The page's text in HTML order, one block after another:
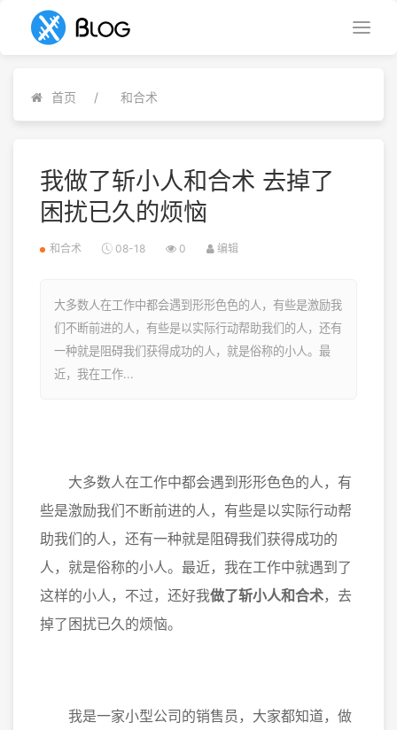
首页 和合术
我做了斩小人和合术 去掉了
困扰已久的烦恼
和合术 08-18 0 编辑
大多数人在工作中都会遇到形形色色的人，有些是激励我
们不断前进的人，有些是以实际行动帮助我们的人，还有
一种就是阻碍我们获得成功的人，就是俗称的小人。最
近，我在工作...
大多数人在工作中都会遇到形形色色的人，有
些是激励我们不断前进的人，有些是以实际行动帮
助我们的人，还有一种就是阻碍我们获得成功的
人，就是俗称的小人。最近，我在工作中就遇到了
这样的小人，不过，还好我做了斩小人和合术，去
掉了困扰已久的烦恼。
我是一家小型公司的销售员，大家都知道，做